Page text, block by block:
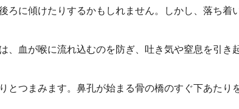
ろに傾けたりするかもしれません。しかし、落ち
、血が喉に流れ込むのを防ぎ、吐き気や窒息を引
とつまみます。鼻孔が始まる骨の橋のすぐ下あた